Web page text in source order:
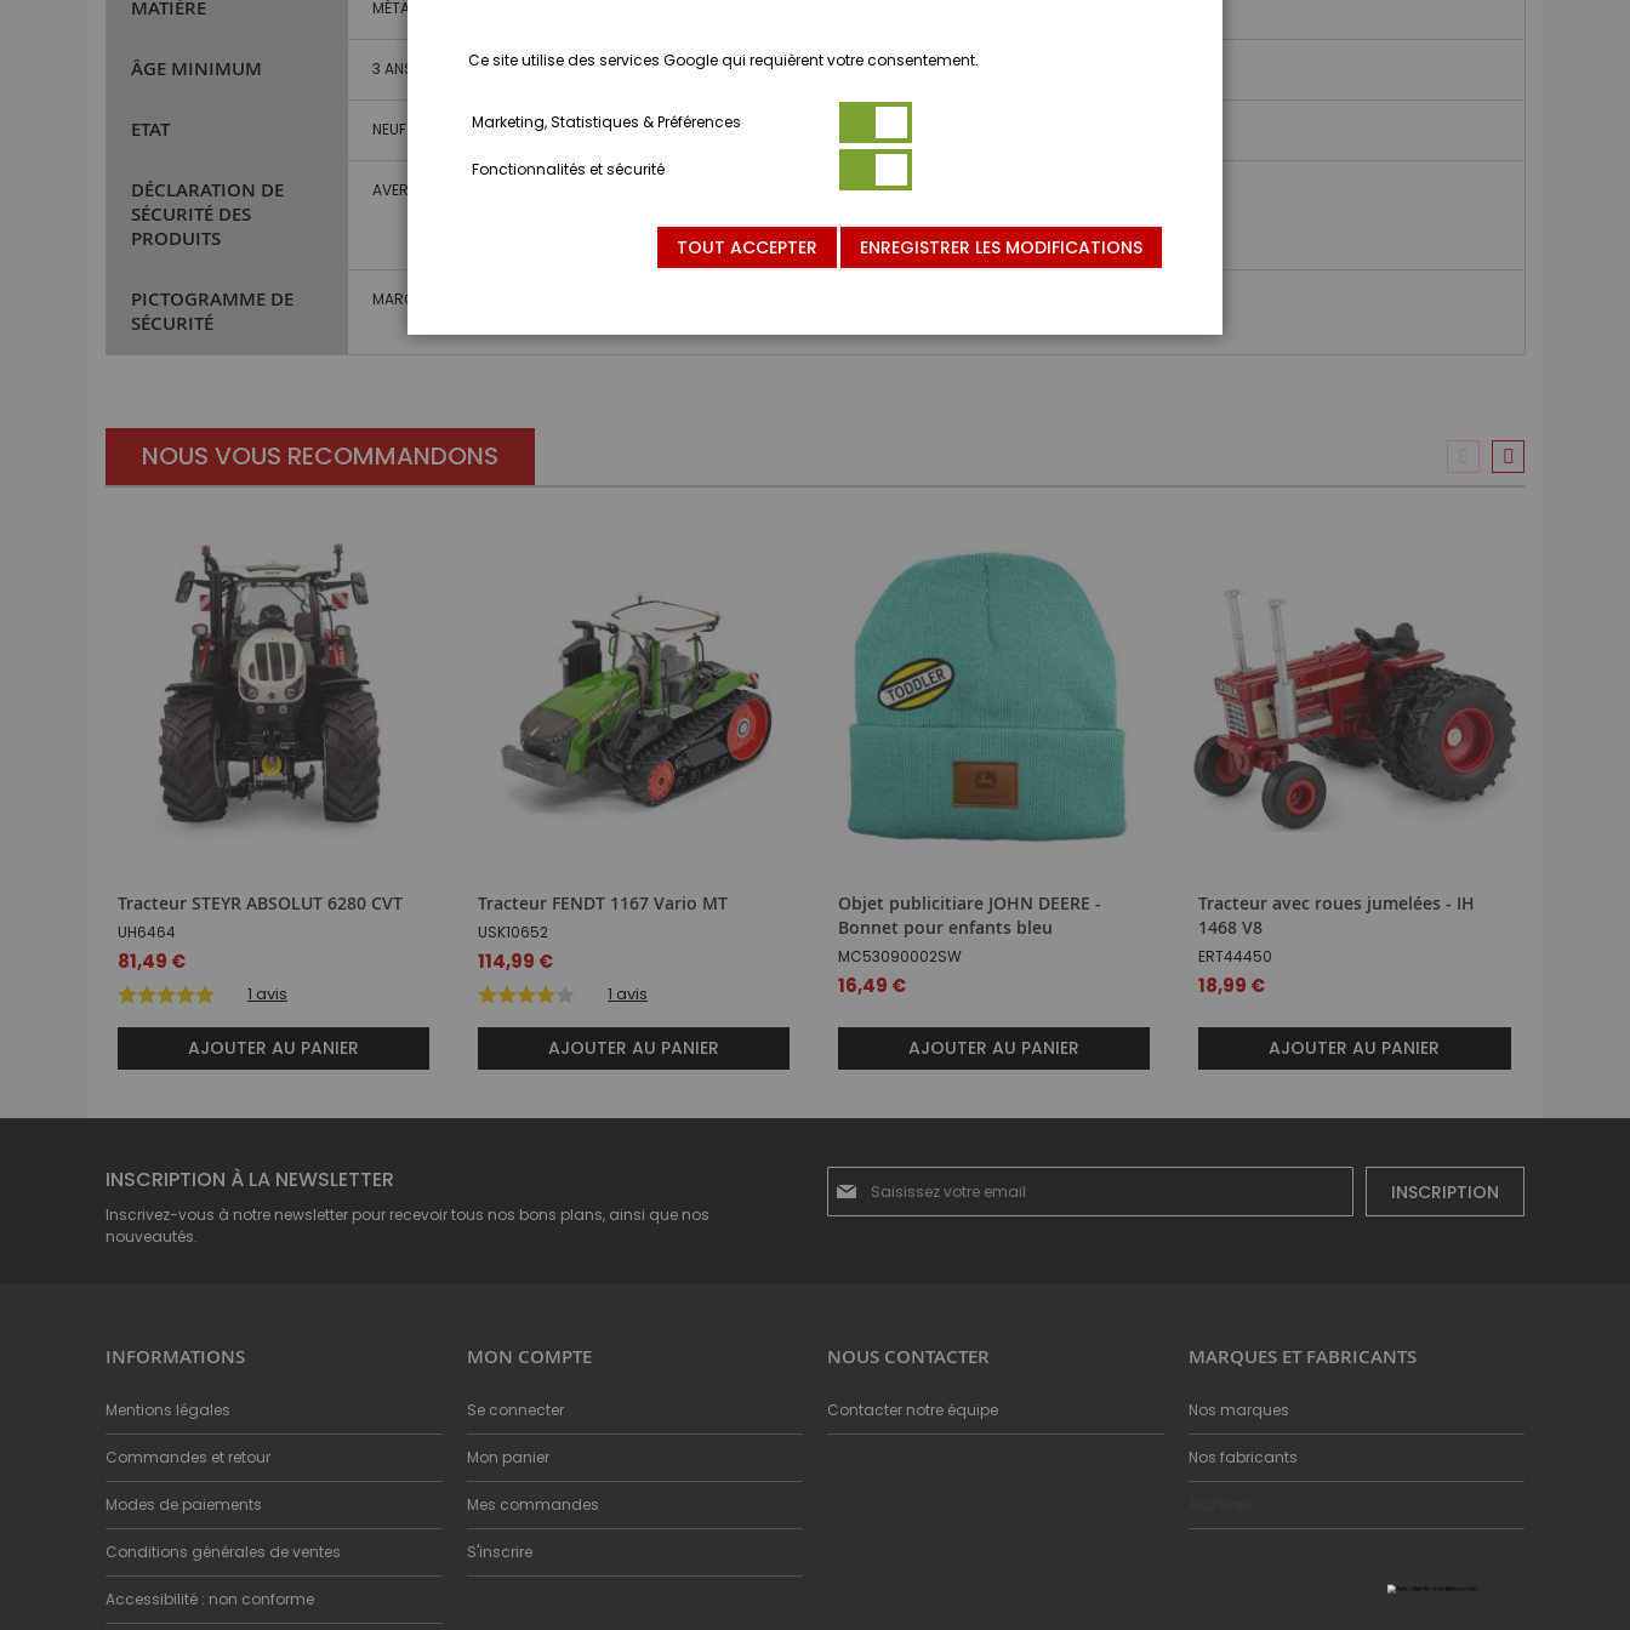
MATIÈRE MÉTAL ET PLASTIQUE
ÂGE MINIMUM 3 ANS ET PLUS
ETAT NEUF
DÉCLARATION DE
SÉCURITÉ DES
PRODUITS
AVERTISSEMENT : NE CONVIENT PAS AUX ENFANTS DE MOINS DE 3 ANS.
PICTOGRAMME DE
SÉCURITÉ
MARQUAGE CE
NOUS VOUS RECOMMANDONS
Tracteur STEYR ABSOLUT 6280 CVT
UH6464
81,49 €
1 avis
AJOUTER AU PANIER
Tracteur FENDT 1167 Vario MT
USK10652
114,99 €
1 avis
AJOUTER AU PANIER
Objet publicitiare JOHN DEERE -
Bonnet pour enfants bleu
MC53090002SW
16,49 €
AJOUTER AU PANIER
Tracteur avec roues jumelées - IH
1468 V8
ERT44450
18,99 €
AJOUTER AU PANIER
INSCRIPTION À LA NEWSLETTER
Inscrivez-vous à notre newsletter pour recevoir tous nos bons plans, ainsi que nos
nouveautés.
notre
INSCRIPTION
INFORMATIONS
Mentions légales
Commandes et retour
Modes de paiements
Conditions générales de ventes
Accessibilité : non conforme
MON COMPTE
Se connecter
Mon panier
Mes commandes
S'inscrire
NOUS CONTACTER
Contacter notre équipe
MARQUES ET FABRICANTS
Nos marques
Nos fabricants
Ce site utilise des services Google qui requièrent votre consentement.
Marketing, Statistiques & Préférences
Fonctionnalités et sécurité
TOUT ACCEPTER ENREGISTRER LES MODIFICATIONS